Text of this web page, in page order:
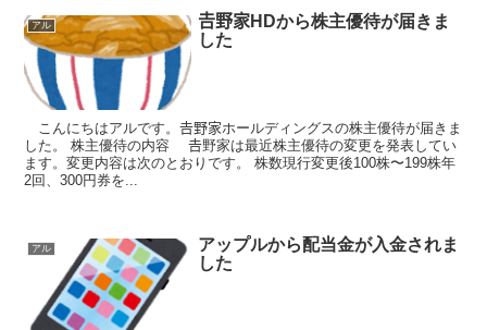
アル
𠮷野家HDから株主優待が届きま
した
こんにちはアルです。𠮷野家ホールディングスの株主優待が届きま
した。 株主優待の内容 𠮷野家は最近株主優待の変更を発表してい
ます。変更内容は次のとおりです。 株数現行変更後100株〜199株年
2回、300円券を...
アル
アップルから配当金が入金されま
した